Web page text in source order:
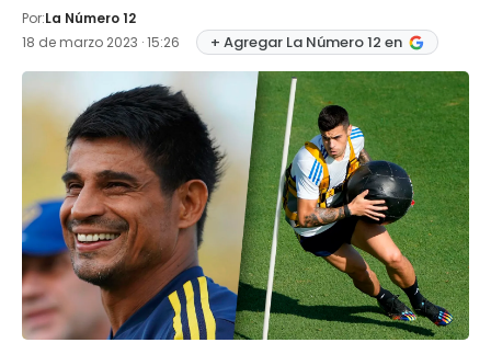
Por:La Número 12
18 de marzo 2023 · 15:26
+ Agregar La Número 12 en